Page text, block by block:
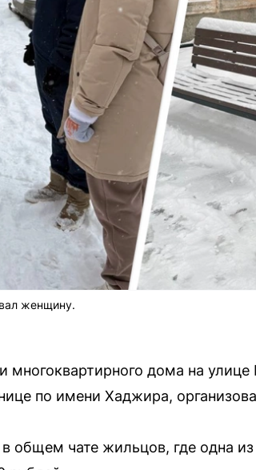
женщину.
многоквартирного дома на
по имени Хаджира,
общем чате жильцов, где одна